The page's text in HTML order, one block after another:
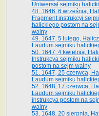
Uniwersał sejmiku
48. 1646, 6 września,
Fragment instrukcyi
halickiego postom na
walny
49. 1647, 5 lutego,
Laudum sejmiku
50. 1647, 4 kwietnia,
Instrukcya sejmiku
postom na sejm walny
51. 1647, 25 czerwca,
Laudum sejmiku
52. 1648, 17 czerwca,
Laudum sejmiku
instrukcya postom na
walny
53. 1648, 20 sierpnia,